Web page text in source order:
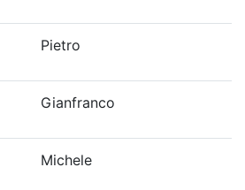
Pietro
Gianfranco
Michele